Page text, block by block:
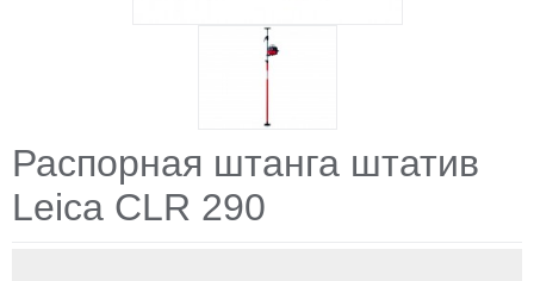
Распорная штанга штатив
Leica CLR 290